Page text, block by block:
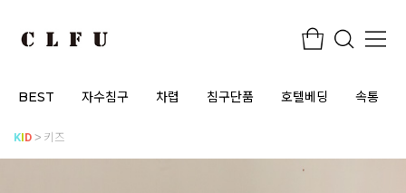
BEST 자수침구 차렵 침구단품 호텔베딩 속통
KID 키즈